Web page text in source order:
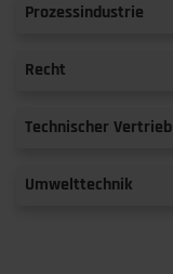
Prozessindustrie
Recht
Technischer Vertrieb
Umwelttechnik